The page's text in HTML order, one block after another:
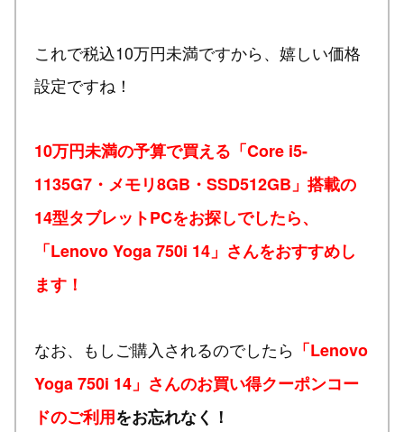
これで税込10万円未満ですから、嬉しい価格
設定ですね！
10万円未満の予算で買える「Core i5-
1135G7・メモリ8GB・SSD512GB」搭載の
14型タブレットPCをお探しでしたら、
「Lenovo Yoga 750i 14」さんをおすすめし
ます！
なお、もしご購入されるのでしたら 「Lenovo
Yoga 750i 14」さんのお買い得クーポンコー
ドのご利用をお忘れなく！